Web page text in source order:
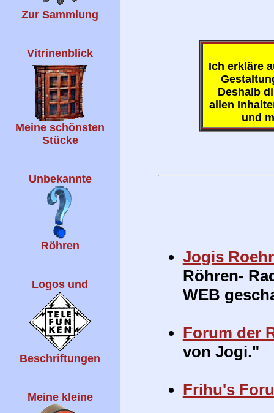
Zur Sammlung
Vitrinenblick
Meine schönsten
Stücke
Unbekannte
Röhren
Logos und
Beschriftungen
Meine kleine
Ich erkläre
Deshalb
allen
und
Jogis
Röhren-
WEB
Forum der
von Jogi."
Frihu's